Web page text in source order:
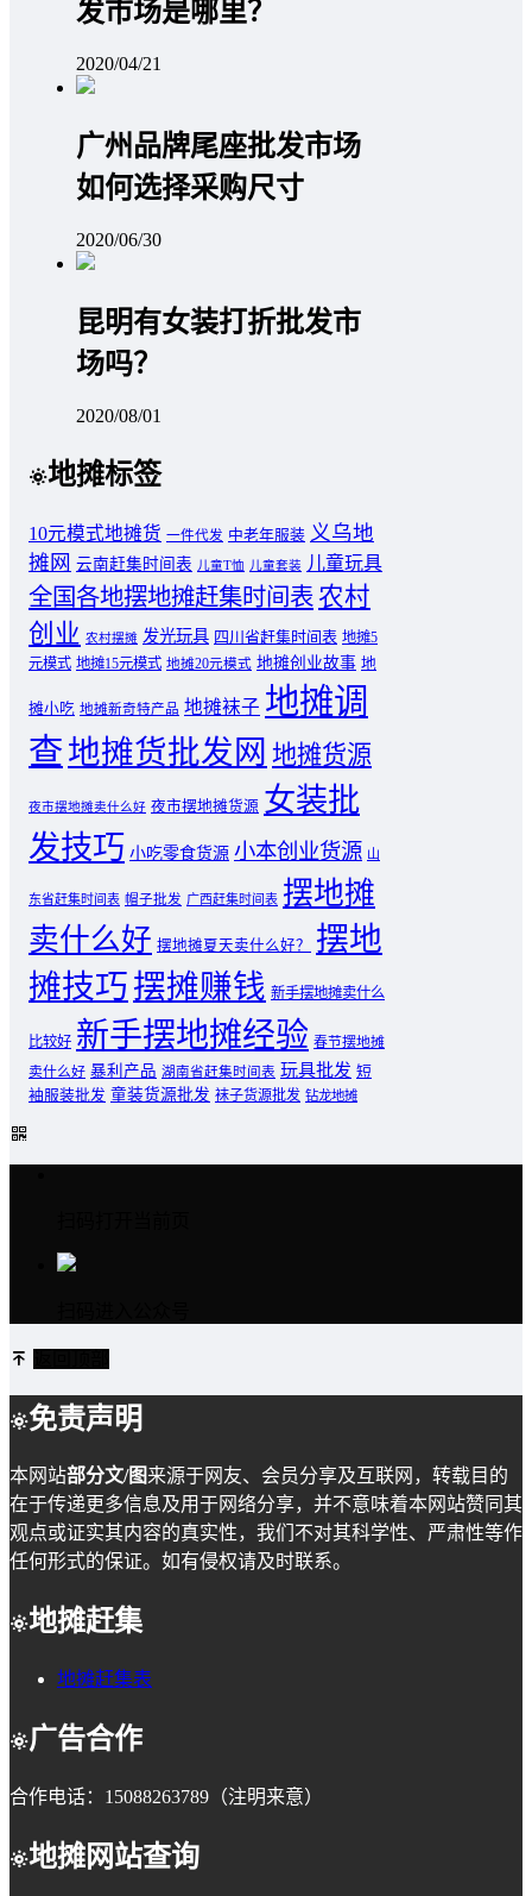
发市场是哪里？
2020/04/21
广州品牌尾座批发市场
如何选择采购尺寸
2020/06/30
昆明有女装打折批发市
场吗？
2020/08/01
地摊标签
10元模式地摊货 一件代发 中老年服装 义乌地
摊网 云南赶集时间表 儿童T恤 儿童套装 儿童玩具
全国各地摆地摊赶集时间表 农村
创业 农村摆摊 发光玩具 四川省赶集时间表 地摊5
元模式 地摊15元模式 地摊20元模式 地摊创业故事 地
摊小吃 地摊新奇特产品 地摊袜子 地摊调
查地摊货批发网 地摊货源
夜市摆地摊卖什么好 夜市摆地摊货源 女装批
发技巧 小吃零食货源 小本创业货源 山
东省赶集时间表 帽子批发 广西赶集时间表 摆地摊
卖什么好 摆地摊夏天卖什么好？
摆地
摊技巧摆摊赚钱 新手摆地摊卖什么
比较好 新手摆地摊经验 春节摆地摊
卖什么好 暴利产品 湖南省赶集时间表 玩具批发 短
袖服装批发 童装货源批发 袜子货源批发 钻龙地摊
免责声明
本网站部分文/图来源于网友、会员分享及互联网，转载目的
在于传递更多信息及用于网络分享，并不意味着本网站赞同其
观点或证实其内容的真实性，我们不对其科学性、严肃性等作
任何形式的保证。如有侵权请及时联系。
地摊赶集
地摊赶集表
广告合作
合作电话：15088263789（注明来意）
地摊网站查询